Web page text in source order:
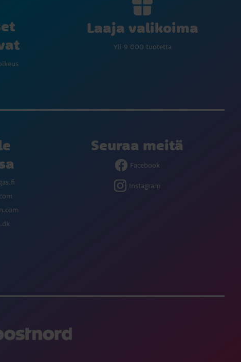
Laaja valikoima
Yli 9 000 tuotetta
Seuraa meitä
Facebook
Instagram